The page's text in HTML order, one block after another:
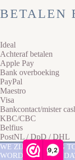
9,2
WE ZIJN AFWEZIG
WORDT NA DEZE
BETALEN
Ideal
Achteraf betalen
Apple Pay
Bank overboeking
PayPal
Maestro
Visa
Bankcontact/mister
KBC/CBC
Belfius
PostNL / DpD / DHL
Copyright © 2026
Sitemap-